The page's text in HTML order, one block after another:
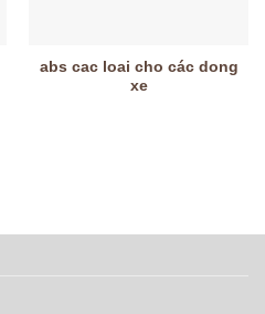
abs cac loai cho các dong
xe